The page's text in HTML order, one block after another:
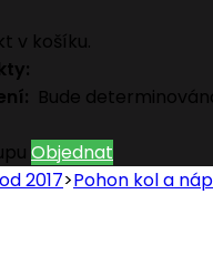
v košíku.
Bude
Objednat
2017>Pohon kol a